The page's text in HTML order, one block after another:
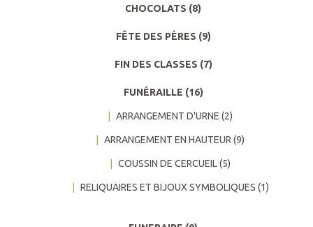
CHOCOLATS (8)
FÊTE DES PÈRES (9)
FIN DES CLASSES (7)
FUNÉRAILLE (16)
ARRANGEMENT D'URNE (2)
ARRANGEMENT EN HAUTEUR (9)
COUSSIN DE CERCUEIL (5)
RELIQUAIRES ET BIJOUX SYMBOLIQUES (1)